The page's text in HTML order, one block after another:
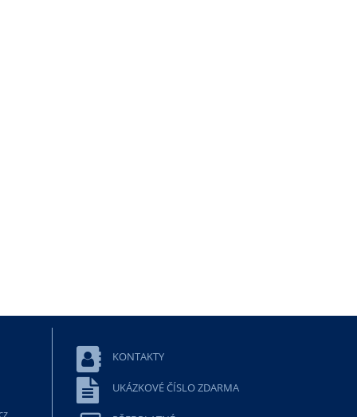
KONTAKTY
UKÁZKOVÉ ČÍSLO ZDARMA